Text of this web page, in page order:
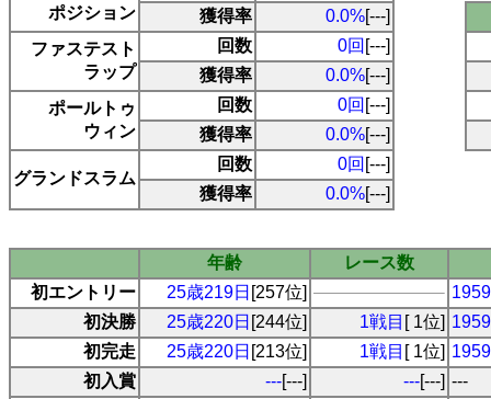
ポジション
獲得率
0.0%[---]
ファステスト
ラップ
回数 0回 [---]
獲得率
0.0%[---]
ポールトゥ
ウィン
回数 0回 [---]
獲得率
0.0%[---]
グランドスラム
回数 0回 [---]
獲得率
0.0%[---]
年齢
レース数
初エントリー
25歳219日 [257位]
初決勝
25歳220日 [244位] 1戦目 [ 1位]
初完走
25歳220日 [213位] 1戦目 [ 1位]
初入賞
---[---] ---[---] ---